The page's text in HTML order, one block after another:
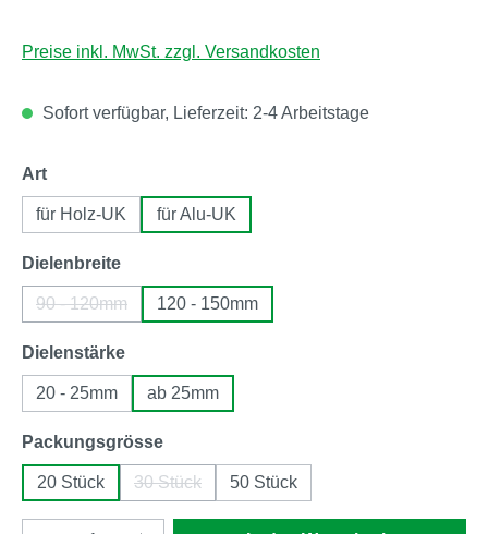
Preise inkl. MwSt. zzgl. Versandkosten
Sofort verfügbar, Lieferzeit: 2-4 Arbeitstage
Artauswählen
für Holz-UK für Alu-UK
Dielenbreiteauswählen
90 - 120mm
(Diese Option ist zurzeit nicht verfügbar.)
120 - 150mm
Dielenstärkeauswählen
20 - 25mm ab 25mm
Packungsgrösseauswählen
20 Stück 30 Stück 50 Stück